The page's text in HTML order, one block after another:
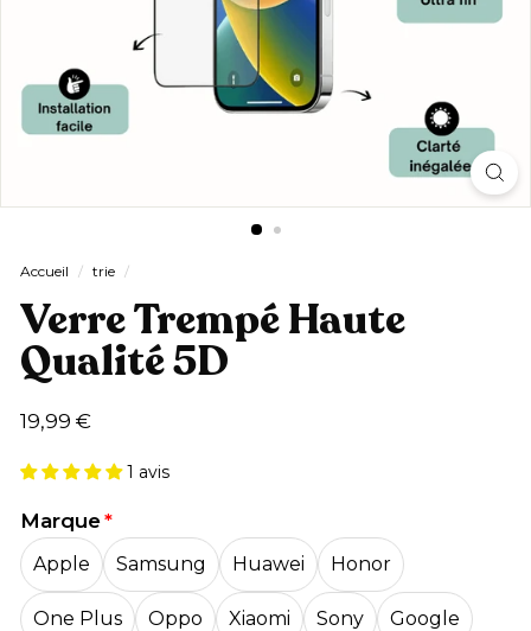
Accueil / trie /
Verre Trempé Haute
Qualité 5D
Prix
19,99 €19,99
1 avis
Marque
Apple Samsung Huawei Honor
One Plus Oppo Xiaomi Sony Google